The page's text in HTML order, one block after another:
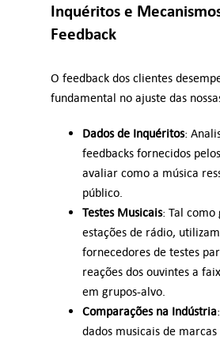
Inquéritos e
Feedback
O feedback dos clientes
fundamental no ajuste das
Dados de Inquéritos:
feedbacks fornecidos
avaliar como a música
público.
Testes Musicais: Tal como
estações de rádio,
fornecedores de testes
reações dos ouvintes a
em grupos-alvo.
Comparações na Indústria
dados musicais de